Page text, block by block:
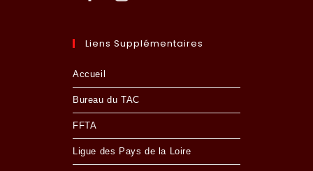
Liens Supplémentaires
Accueil
Bureau du TAC
FFTA
Ligue des Pays de la Loire